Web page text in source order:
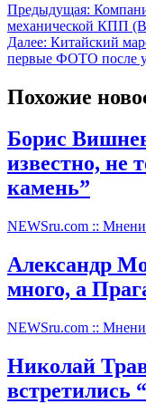
Предыдущая:
механической КПП
Далее: Китайский
первые ФОТО после
Похожие
Борис
известно, не
камень”
NEWSru.com ::
Александр
много, а
NEWSru.com ::
Николай
встретились